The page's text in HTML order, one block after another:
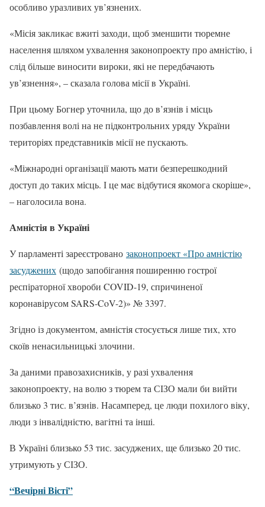
особливо уразливих ув’язнених.
«Місія закликає вжиті заходи, щоб зменшити тюремне
населення шляхом ухвалення законопроекту про амністію, і
слід більше виносити вироки, які не передбачають
ув’язнення», – сказала голова місії в Україні.
При цьому Богнер уточнила, що до в’язнів і місць
позбавлення волі на не підконтрольних уряду України
територіях представників місії не пускають.
«Міжнародні організації мають мати безперешкодний
доступ до таких місць. І це має відбутися якомога скоріше»,
– наголосила вона.
Амністія в Україні
У парламенті зареєстровано законопроект «Про амністію
засуджених (щодо запобігання поширенню гострої
респіраторної хвороби COVID-19, спричиненої
коронавірусом SARS-CoV-2)» № 3397.
Згідно із документом, амністія стосується лише тих, хто
скоїв ненасильницькі злочини.
За даними правозахисників, у разі ухвалення
законопроекту, на волю з тюрем та СІЗО мали би вийти
близько 3 тис. в’язнів. Насамперед, це люди похилого віку,
люди з інвалідністю, вагітні та інші.
В Україні близько 53 тис. засуджених, ще близько 20 тис.
утримують у СІЗО.
“Вечірні Вісті”